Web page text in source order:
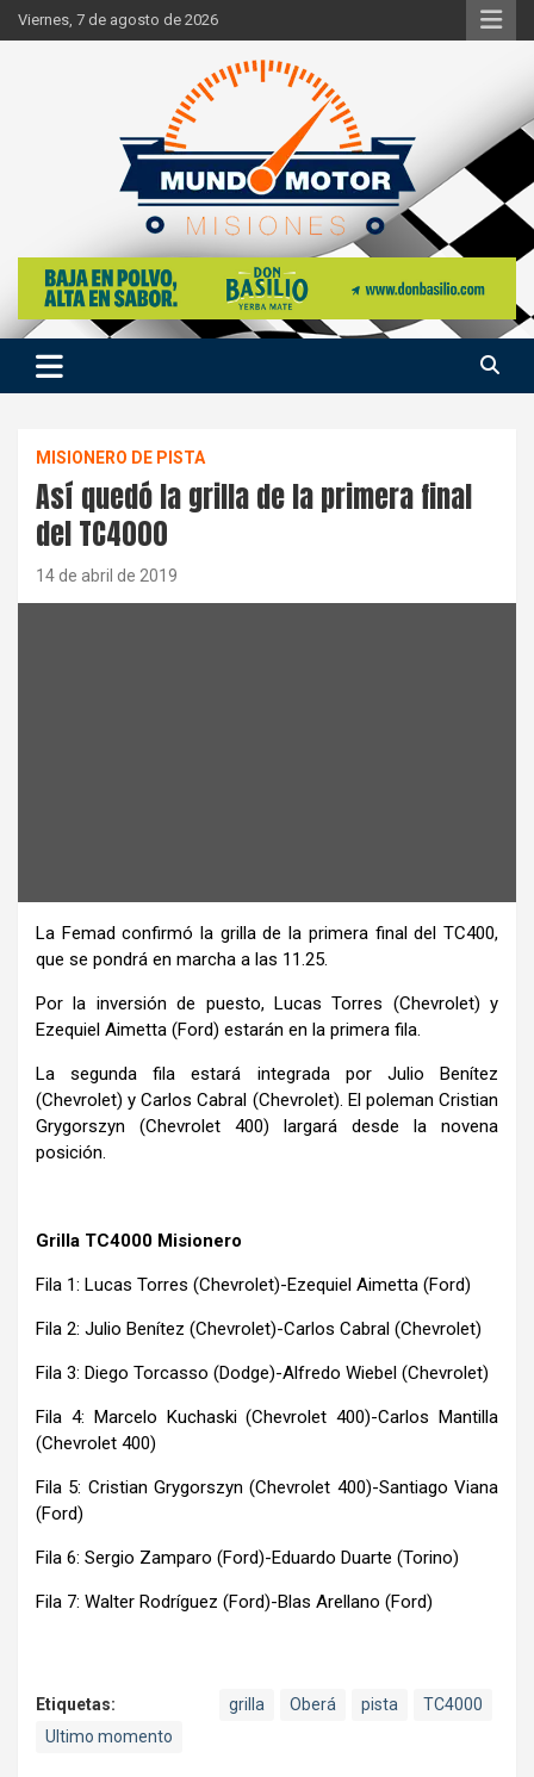
Skip
to
Viernes, 7 de agosto de 2026
Mundo Motor Misiones
Si hay ruido de motores ahí estaremos
MISIONERO DE PISTA
Así quedó la grilla de la primera final
del TC4000
14 de abril de 2019
La Femad confirmó la grilla de la primera final del TC400,
que se pondrá en marcha a las 11.25.
Por la inversión de puesto, Lucas Torres (Chevrolet) y
Ezequiel Aimetta (Ford) estarán en la primera fila.
La segunda fila estará integrada por Julio Benítez
(Chevrolet) y Carlos Cabral (Chevrolet). El poleman Cristian
Grygorszyn (Chevrolet 400) largará desde la novena
posición.
Grilla TC4000 Misionero
Fila 1: Lucas Torres (Chevrolet)-Ezequiel Aimetta (Ford)
Fila 2: Julio Benítez (Chevrolet)-Carlos Cabral (Chevrolet)
Fila 3: Diego Torcasso (Dodge)-Alfredo Wiebel (Chevrolet)
Fila 4: Marcelo Kuchaski (Chevrolet 400)-Carlos Mantilla
(Chevrolet 400)
Fila 5: Cristian Grygorszyn (Chevrolet 400)-Santiago Viana
(Ford)
Fila 6: Sergio Zamparo (Ford)-Eduardo Duarte (Torino)
Fila 7: Walter Rodríguez (Ford)-Blas Arellano (Ford)
Etiquetas: grilla Oberá pista
TC4000
Ultimo momento